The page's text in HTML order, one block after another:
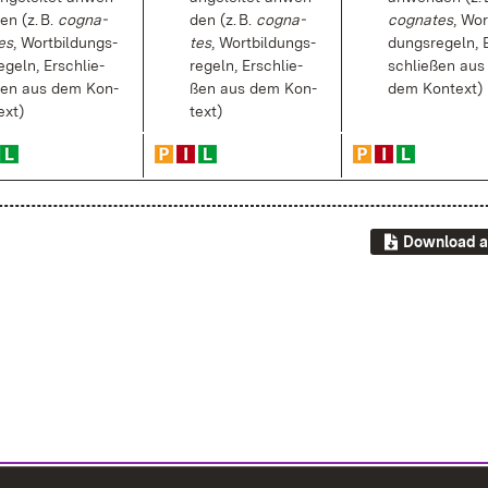
(z. B. co­gna­
, Wort­bil­dungs­
Er­schlie­
aus dem Kon­
den (z. B. co­gna­
tes, Wort­bil­dungs­
re­geln, Er­schlie­
ßen aus dem Kon­
text)
co­gna­tes,
dungs­re­geln,
schlie­ßen aus
dem Kon­text)
Download